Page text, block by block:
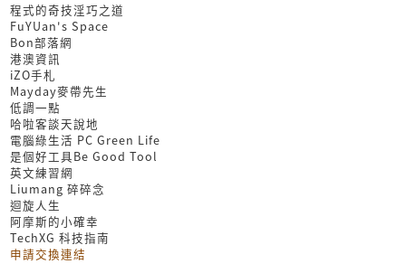
程式的奇技淫巧之道
FuYUan's Space
Bon部落網
港澳資訊
iZO手札
Mayday麥帶先生
低調一點
哈啦客談天說地
電腦綠生活 PC Green Life
是個好工具Be Good Tool
英文練習網
Liumang 碎碎念
迴旋人生
阿摩斯的小確幸
TechXG 科技指南
申請交換連結